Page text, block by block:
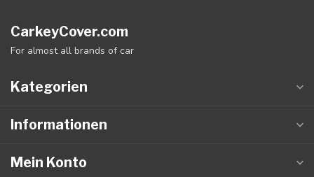
CarkeyCover.com
For almost all brands of car
Kategorien
Informationen
Mein Konto